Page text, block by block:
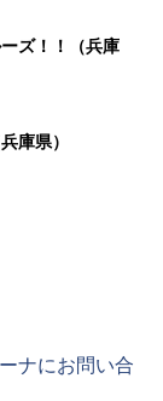
ズ！！（兵庫
庫県）
ナにお問い合